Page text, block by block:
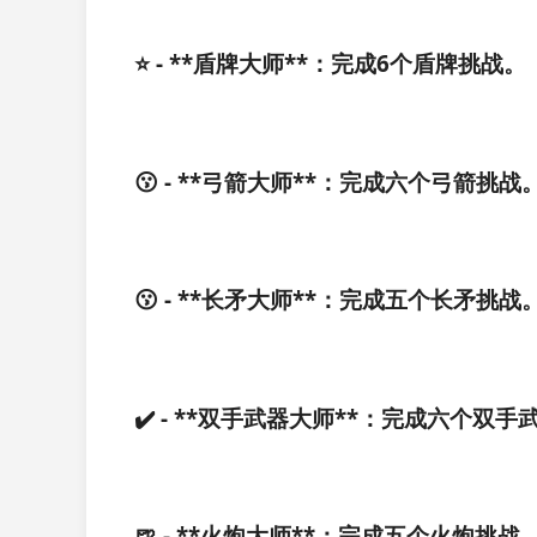
⭐ - **盾牌大师**：完成6个盾牌挑战。
😗 - **弓箭大师**：完成六个弓箭挑战。
😗 - **长矛大师**：完成五个长矛挑战。
✔️ - **双手武器大师**：完成六个双手武